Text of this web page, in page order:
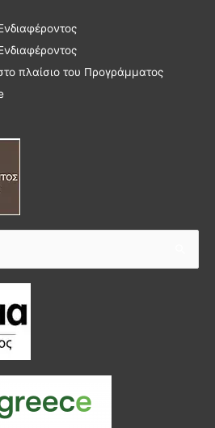
πλαίσιο του Προγράμματος